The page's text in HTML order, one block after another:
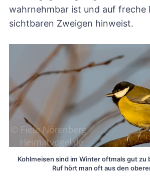
wahrnehmbar ist und auf freche
sichtbaren Zweigen hinweist.
Kohlmeisen sind im Winter oftmals gut zu
Ruf hört man oft aus den